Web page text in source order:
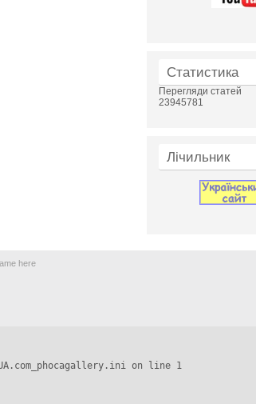
Статистика
Перегляди статей
23945781
Лічильник
here
on line 1